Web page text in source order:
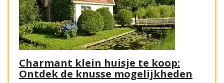
Charmant klein huisje te koop:
Ontdek de knusse mogelijkheden